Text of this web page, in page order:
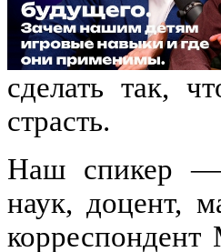
сделать так,
страсть.
Наш спикер
наук, доцент,